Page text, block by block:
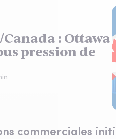
: Ottawa
pression de
commerciales